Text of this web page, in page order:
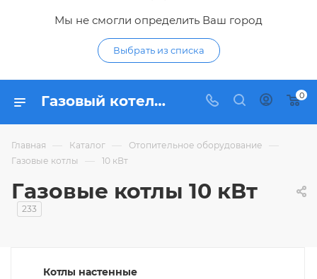
Мы не смогли определить Ваш город
Выбрать из списка
Газовый котел 10 кВт - купить газовые котлы отопления 10 кВт по низким ценам в интернет-магазине Гидропромтехника в Курске 0
Главная — Каталог — Отопительное оборудование —
Газовые котлы — 10 кВт
Газовые котлы 10 кВт
233
Котлы настенные